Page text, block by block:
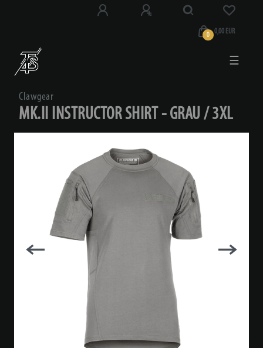
0 0,00 EUR
☰
Clawgear
MK.II INSTRUCTOR SHIRT - GRAU / 3XL